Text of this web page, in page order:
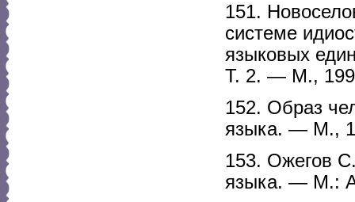
151.
системе
языковых
Т. 2. — М.,
152. Образ
языка. — М.,
153. Ожегов
языка. — М.: